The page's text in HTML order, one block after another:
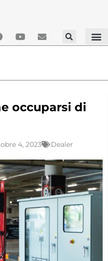
occuparsi di
4, 2023 Dealer